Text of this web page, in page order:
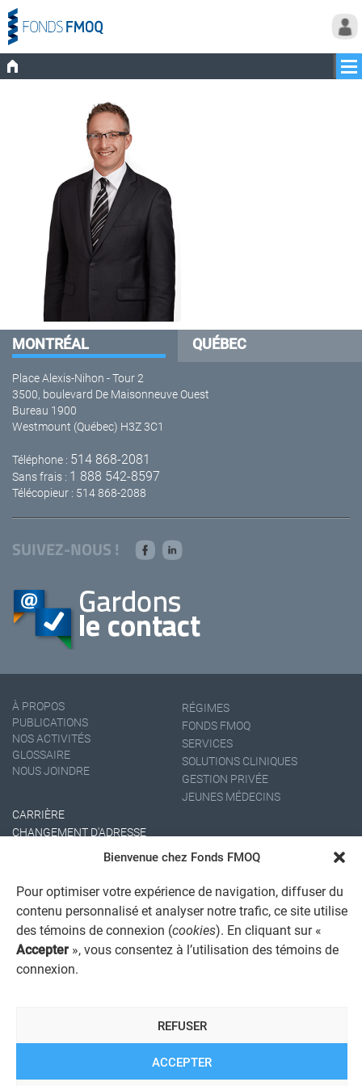
Bienvenue chez Fonds FMOQ
Pour optimiser votre expérience de navigation, diffuser du
contenu personnalisé et analyser notre trafic, ce site utilise
des témoins de connexion (cookies). En cliquant sur «
Accepter », vous consentez à l’utilisation des témoins de
connexion.
ACCEPTER
REFUSER
MONTRÉAL QUÉBEC
Place Alexis-Nihon - Tour 2
3500, boulevard De Maisonneuve Ouest
Bureau 1900
Westmount (Québec) H3Z 3C1
Téléphone : 514 868-2081
Sans frais : 1 888 542-8597
Télécopieur : 514 868-2088
SUIVEZ-NOUS !
À PROPOS
PUBLICATIONS
NOS ACTIVITÉS
GLOSSAIRE
NOUS JOINDRE
RÉGIMES
FONDS FMOQ
SERVICES
SOLUTIONS CLINIQUES
GESTION PRIVÉE
JEUNES MÉDECINS
CARRIÈRE
CHANGEMENT D'ADRESSE
AVIS JURIDIQUE GÉNÉRAL
POLITIQUE DE TRAITEMENT DES PLAINTES
REGISTRE DES CONFLITS D'INTÉRÊTS